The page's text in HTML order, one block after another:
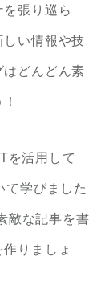
張り巡ら
い情報や技
どんどん素
を活用して
て学びました
敵な記事を書
りましょ